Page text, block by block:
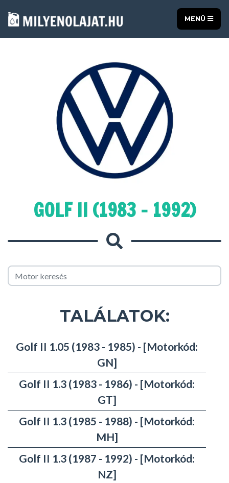
MENÜ
GOLF II (1983 - 1992)
TALÁLATOK:
Golf II 1.05 (1983 - 1985) - [Motorkód:
GN]
Golf II 1.3 (1983 - 1986) - [Motorkód:
GT]
Golf II 1.3 (1985 - 1988) - [Motorkód:
MH]
Golf II 1.3 (1987 - 1992) - [Motorkód:
NZ]